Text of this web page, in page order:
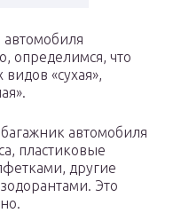
автомобиля
определимся, что
«сухая»,
автомобиля
пластиковые
другие
Это